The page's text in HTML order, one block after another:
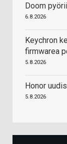
Doom
6.8.2026
Keychron
firmwarea
5.8.2026
Honor
5.8.2026